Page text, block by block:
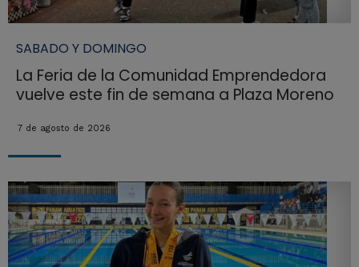
SABADO Y DOMINGO
La Feria de la Comunidad Emprendedora
vuelve este fin de semana a Plaza Moreno
7 de agosto de 2026